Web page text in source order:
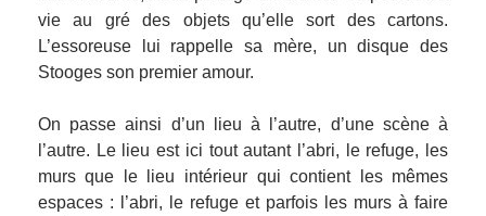
vie au gré des objets qu’elle sort des cartons.
L’essoreuse lui rappelle sa mère, un disque des
Stooges son premier amour.
On passe ainsi d’un lieu à l’autre, d’une scène à
l’autre. Le lieu est ici tout autant l’abri, le refuge, les
murs que le lieu intérieur qui contient les mêmes
espaces : l’abri, le refuge et parfois les murs à faire